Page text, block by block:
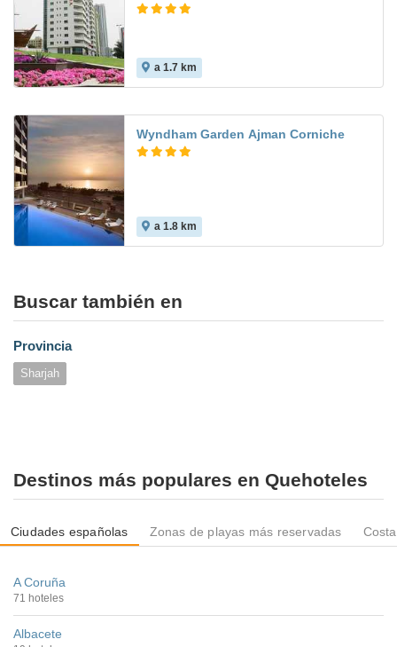
a 1.7 km
Wyndham Garden Ajman Corniche
a 1.8 km
Buscar también en
Provincia
Sharjah
Destinos más populares en Quehoteles
Ciudades españolas Zonas de playas más reservadas
A Coruña
71 hoteles
Albacete